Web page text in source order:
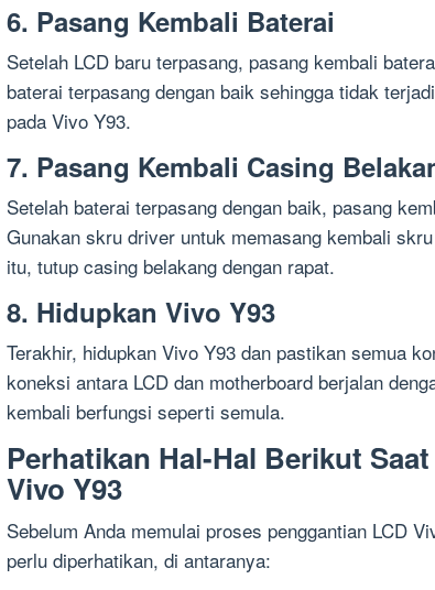
6. Pasang Kembali Baterai
Setelah LCD baru terpasang, pasang kembali
baterai terpasang dengan baik sehingga tidak
pada Vivo Y93.
7. Pasang Kembali Casing
Setelah baterai terpasang dengan baik, pasang
Gunakan skru driver untuk memasang kembali
itu, tutup casing belakang dengan rapat.
8. Hidupkan Vivo Y93
Terakhir, hidupkan Vivo Y93 dan pastikan semua
koneksi antara LCD dan motherboard berjalan
kembali berfungsi seperti semula.
Perhatikan Hal-Hal Berikut
Vivo Y93
Sebelum Anda memulai proses penggantian LCD
perlu diperhatikan, di antaranya: